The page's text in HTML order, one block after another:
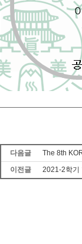
다음글
The 8th
이전글
2021-2학기